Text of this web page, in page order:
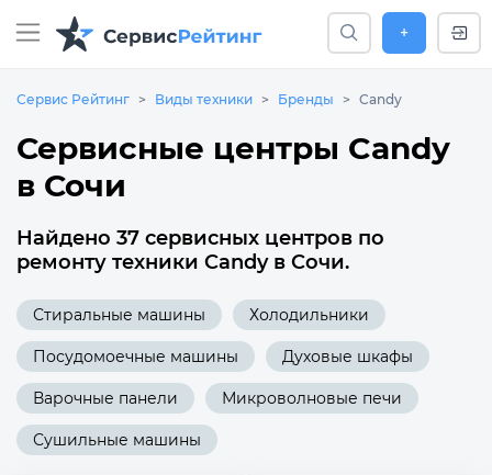
+
Сервис Рейтинг Виды техники Бренды Candy
Сервисные центры Candy
в Сочи
Найдено 37 сервисных центров по
ремонту техники Candy в Сочи.
Стиральные машины Холодильники
Посудомоечные машины Духовые шкафы
Варочные панели Микроволновые печи
Сушильные машины